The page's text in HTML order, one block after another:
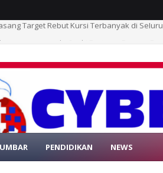
Germas, Ade Rezki Pratama Dorong
PENDIDIKAN NEWS